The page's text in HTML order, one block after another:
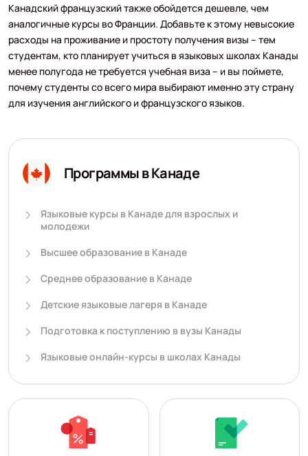
Канадский французский также обойдется дешевле, чем
аналогичные курсы во Франции. Добавьте к этому невысокие
расходы на проживание и простоту получения визы – тем
студентам, кто планирует учиться в языковых школах Канады
менее полугода не требуется учебная виза – и вы поймете,
почему студенты со всего мира выбирают именно эту страну
для изучения английского и французского языков.
Программы в Канаде
Языковые курсы в Канаде для взрослых и
молодежи
Высшее образование в Канаде
Среднее образование в Канаде
Детские языковые лагеря в Канаде
Подготовка к поступлению в вузы Канады
Языковые онлайн-курсы в школах Канады